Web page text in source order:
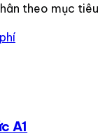
theo mục
A1